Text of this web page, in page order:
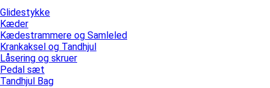
Glidestykke
Kæder
Kædestrammere og Samleled
Krankaksel og Tandhjul
Låsering og skruer
Pedal sæt
Tandhjul Bag